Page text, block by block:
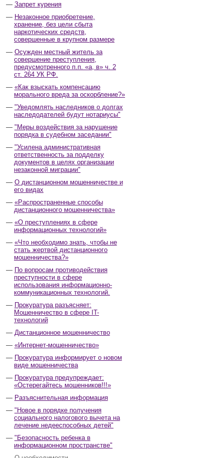
Запрет курения
Незаконное приобретение,
хранение, без цели сбыта
наркотических средств,
совершенные в крупном размере
Осужден местный житель за
совершение преступления,
предусмотренного п.п. «а, в» ч. 2
ст. 264 УК РФ.
«Как взыскать компенсацию
морального вреда за оскорбление?»
"Уведомлять наследников о долгах
наследодателей будут нотариусы"
"Меры воздействия за нарушение
порядка в судебном заседании"
"Усилена административная
ответственность за подделку
документов в целях организации
незаконной миграции"
О дистанционном мошенничестве и
его видах
«Распространенные способы
дистанционного мошенничества»
«О преступлениях в сфере
информационных технологий»
«Что необходимо знать, чтобы не
стать жертвой дистанционного
мошенничества?»
По вопросам противодействия
преступности в сфере
использования информационно-
коммуникационных технологий.
Прокуратура разъясняет:
Мошенничество в сфере IT-
технологий
Дистанционное мошенничество
«Интернет-мошенничество»
Прокуратура информирует о новом
виде мошенничества
Прокуратура предупреждает:
«Остерегайтесь мошенников!!!»
Разъяснительная информация
"Новое в порядке получения
социального налогового вычета на
лечение недееспособных детей"
"Безопасность ребенка в
информационном пространстве"